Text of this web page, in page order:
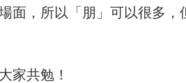
面，所以「朋」可以很多
家共勉！